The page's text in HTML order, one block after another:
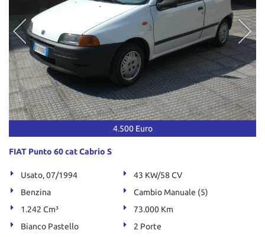
4.500 Euro
FIAT Punto 60 cat Cabrio S
Usato, 07/1994
43 KW/58 CV
Benzina
Cambio Manuale (5)
1.242 Cm³
73.000 Km
Bianco Pastello
2 Porte